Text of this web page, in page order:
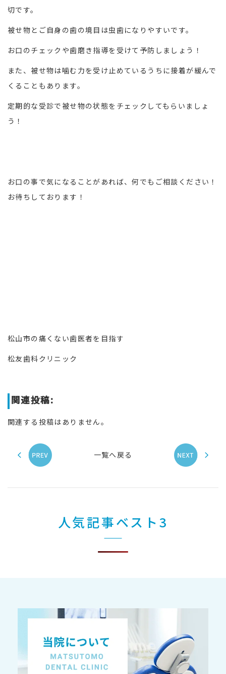
切です。
被せ物とご自身の歯の境目は虫歯になりやすいです。
お口のチェックや歯磨き指導を受けて予防しましょう！
また、被せ物は噛む力を受け止めているうちに接着が緩んで
くることもあります。
定期的な受診で被せ物の状態をチェックしてもらいましょ
う！
お口の事で気になることがあれば、何でもご相談ください！
お待ちしております！
松山市の痛くない歯医者を目指す
松友歯科クリニック
関連投稿:
関連する投稿はありません。
一覧へ戻る
人気記事ベスト3